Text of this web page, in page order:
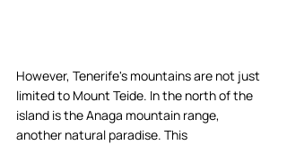
However, Tenerife's mountains are not just
limited to Mount Teide. In the north of the
island is the Anaga mountain range,
another natural paradise. This